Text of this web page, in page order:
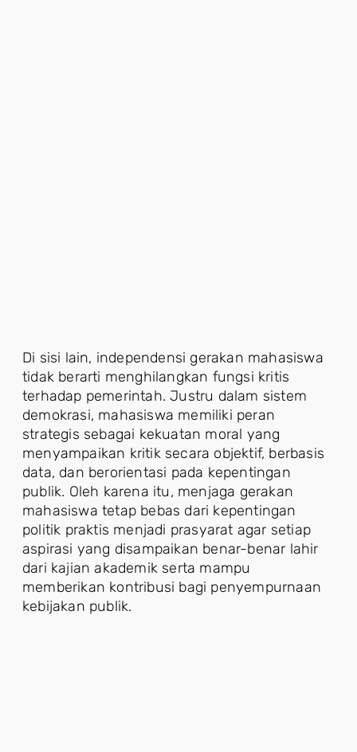
Di sisi lain, independensi gerakan mahasiswa
tidak berarti menghilangkan fungsi kritis
terhadap pemerintah. Justru dalam sistem
demokrasi, mahasiswa memiliki peran
strategis sebagai kekuatan moral yang
menyampaikan kritik secara objektif, berbasis
data, dan berorientasi pada kepentingan
publik. Oleh karena itu, menjaga gerakan
mahasiswa tetap bebas dari kepentingan
politik praktis menjadi prasyarat agar setiap
aspirasi yang disampaikan benar-benar lahir
dari kajian akademik serta mampu
memberikan kontribusi bagi penyempurnaan
kebijakan publik.